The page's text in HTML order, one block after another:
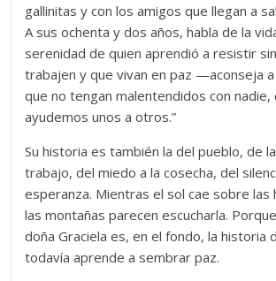
gallinitas y con los amigos que llegan a
A sus ochenta y dos años, habla de la
serenidad de quien aprendió a resistir
trabajen y que vivan en paz —aconseja
que no tengan malentendidos con nadie,
ayudemos unos a otros.”
Su historia es también la del pueblo, de
trabajo, del miedo a la cosecha, del
esperanza. Mientras el sol cae sobre las
las montañas parecen escucharla.
doña Graciela es, en el fondo, la historia
todavía aprende a sembrar paz.